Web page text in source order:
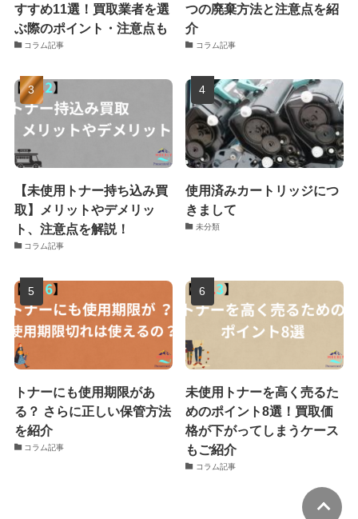
すすめ11選！買取業者を選
ぶ際のポイント・注意点も
コラム記事
つの廃棄方法と注意点を紹
介
コラム記事
【未使用トナー持ち込み買
取】メリットやデメリッ
ト、注意点を解説！
コラム記事
使用済みカートリッジにつ
きまして
未分類
トナーにも使用期限があ
る？ さらに正しい保管方法
を紹介
コラム記事
未使用トナーを高く売るた
めのポイント8選！買取価
格が下がってしまうケース
もご紹介
コラム記事